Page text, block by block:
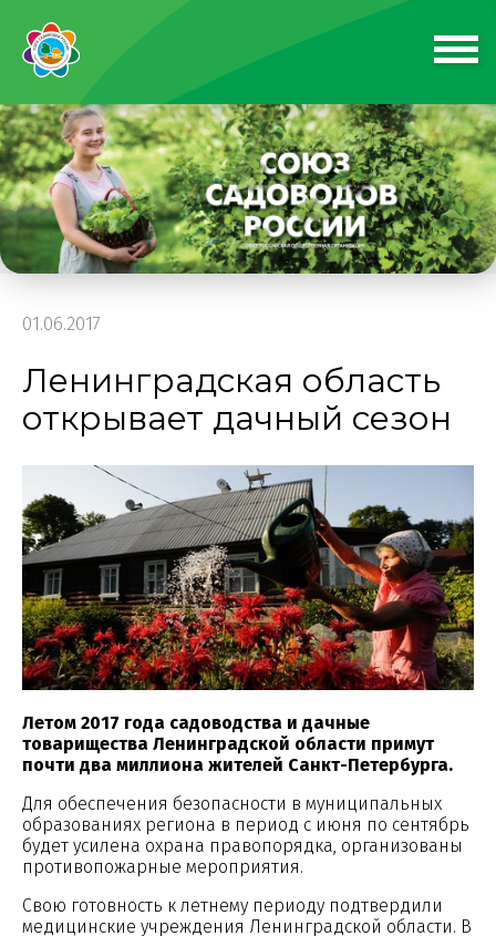
01.06.2017
Ленинградская область
открывает дачный сезон
Летом 2017 года садоводства и дачные
товарищества Ленинградской области примут
почти два миллиона жителей Санкт-Петербурга.
Для обеспечения безопасности в муниципальных
образованиях региона в период с июня по сентябрь
будет усилена охрана правопорядка, организованы
противопожарные мероприятия.
Свою готовность к летнему периоду подтвердили
медицинские учреждения Ленинградской области. В